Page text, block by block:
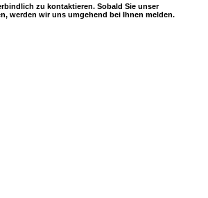
zu kontaktieren. Sobald Sie unser
werden wir uns umgehend bei Ihnen melden.